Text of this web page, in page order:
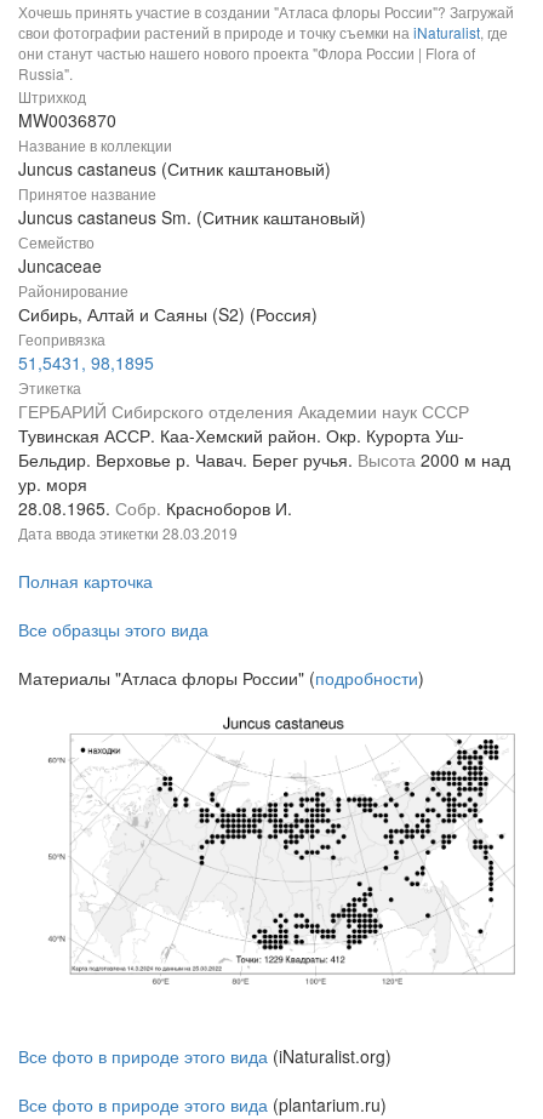
Хочешь принять участие в создании "Атласа флоры России"? Загружай
свои фотографии растений в природе и точку съемки на iNaturalist, где
они станут частью нашего нового проекта "Флора России | Flora of
Russia".
Штрихкод
MW0036870
Название в коллекции
Juncus castaneus (Ситник каштановый)
Принятое название
Juncus castaneus Sm. (Ситник каштановый)
Семейство
Juncaceae
Районирование
Сибирь, Алтай и Саяны (S2) (Россия)
Геопривязка
51,5431, 98,1895
Этикетка
ГЕРБАРИЙ Сибирского отделения Академии наук СССР
Тувинская АССР. Каа-Хемский район. Окр. Курорта Уш-
Бельдир. Верховье р. Чавач. Берег ручья. Высота 2000 м над
ур. моря
28.08.1965. Собр. Красноборов И.
Дата ввода этикетки 28.03.2019
Полная карточка
Все образцы этого вида
Материалы "Атласа флоры России" (подробности)
Все фото в природе этого вида (iNaturalist.org)
Все фото в природе этого вида (plantarium.ru)